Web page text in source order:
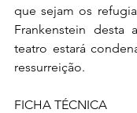
que sejam os
Frankenstein desta
teatro estará
ressurreição.
FICHA TÉCNICA